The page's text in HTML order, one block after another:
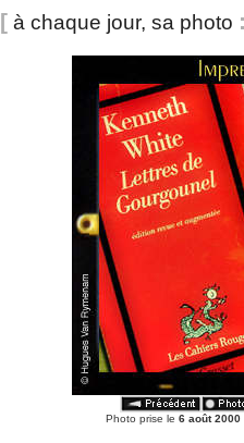
[à chaque jour, sa photo
Photo prise le 6 août 2000